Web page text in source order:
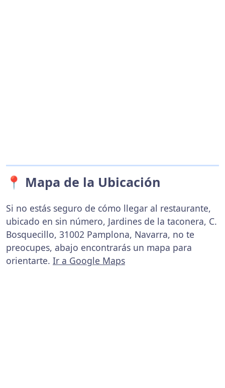
📍 Mapa de la Ubicación
Si no estás seguro de cómo llegar al restaurante,
ubicado en sin número, Jardines de la taconera, C.
Bosquecillo, 31002 Pamplona, Navarra, no te
preocupes, abajo encontrarás un mapa para
orientarte. Ir a Google Maps